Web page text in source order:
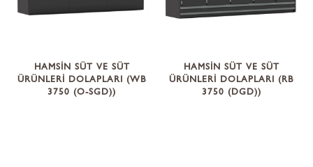
HAMSİN SÜT VE SÜT
ÜRÜNLERİ DOLAPLARI (WB
3750 (O-SGD))
HAMSİN SÜT VE SÜT
ÜRÜNLERİ DOLAPLARI (RB
3750 (DGD))